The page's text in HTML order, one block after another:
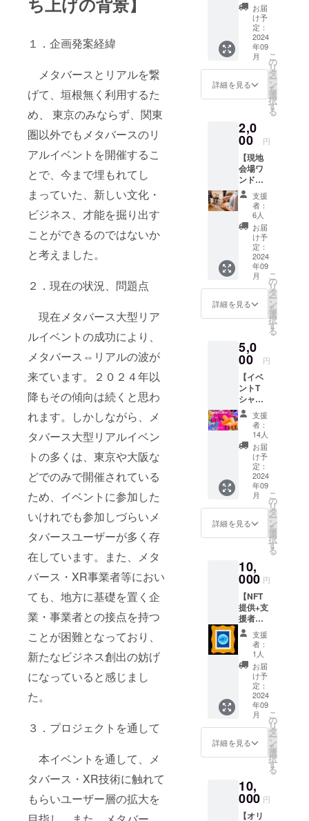
１．企画発案経緯
メタバースとリアルを繋
げて、垣根無く利用するた
め、 東京のみならず、関東
圏以外でもメタバースのリ
アルイベントを開催するこ
とで、今まで埋もれてし
まっていた、新しい文化・
ビジネス、才能を掘り出す
ことができるのではないか
と考えました。
２．現在の状況、問題点
現在メタバース大型リア
ルイベントの成功により、
メタバース⇔リアルの波が
来ています。２０２４年以
降もその傾向は続くと思わ
れます。しかしながら、メ
タバース大型リアルイベン
トの多くは、東京や大阪な
どでのみで開催されている
ため、イベントに参加した
いけれでも参加しづらいメ
タバースユーザーが多く存
在しています。また、メタ
バース・XR事業者等におい
ても、地方に基礎を置く企
業・事業者との接点を持つ
ことが困難となっており、
新たなビジネス創出の妨げ
になっていると感じまし
た。
３．プロジェクトを通して
本イベントを通して、メ
タバース・XR技術に触れて
もらいユーザー層の拡大を
法律分野な
どを中心に
全力でサ
ポートして
参ります。
サイト
の本イ
ベント
ページ
内に支
援者様
のお名
前(ニッ
クネー
ム)を掲
載方
法：文
字の
み、ロ
ゴ／バ
ナーの
掲載は
不可 ・
ご指定
が無い
場合は
アカウ
ント名
のまま
掲載致
しま
す。 ・
る名前
で掲載
ご希望
の場合
は必ず
備考欄
に希望
される
お名前
をご記
入くだ
さい。
・掲載
期間：
2024年
9月初旬
～イベ
お届
け予
定：
2024
年09
月
詳細を見る
こ
の
リ
タ
ー
ン
を
選
択
す
る
2,0
00 円
【現地
会場ワ
ンドリ
ンク+支
援者様
お名前
Web掲
載】 ●
イベン
ト当日
現地会
(FabCaf
e
Nagoya
)にて、
リンク
提供 ・
ご注文
は
FabCaf
eのレジ
にてお
願い致
します
・ワン
ドリン
ク提供
対象に
は、ア
ルコー
ル類・
飲み物
ません
・有効
期間：
2024年
9月28日
(土)イベ
ント当
日に限
ります
●弊社
Webサ
イトの
本イベ
ント
ページ
内に支
援者様
ム)を掲
載 ・掲
載方
支援
者：
6人
お届
け予
定：
2024
年09
月
詳細を見る
こ
の
リ
タ
ー
ン
を
選
択
す
る
5,0
00 円
【イベ
ントT
シャツ1
枚＋支
援者様
お名前
Web掲
載】 ●
本イベ
ント用
のTシャ
ツ(1枚)
提供 ・
本イベ
ントメ
インビ
ルが印
刷され
たTシャ
ツ(1枚)
を提供
します
・サイ
ズ展
開：Lサ
イズの
み ・カ
ラー展
開：白
・発送
予定：
2024年
9月中旬
イトの
本イベ
ント
ページ
支援
者：
14人
お届
け予
定：
2024
年09
月
詳細を見る
こ
の
リ
タ
ー
ン
を
選
択
す
る
10,
000 円
【NFT
提供+支
援者様
お名前
Web掲
載】 ●
当イベ
ント用
オリジ
ナル
NFTの
提供 ・
当イベ
ント用
のオリ
ジナル
提供し
ます ・
使用す
る
支援
者：
1人
お届
け予
定：
2024
年09
月
詳細を見る
こ
の
リ
タ
ー
ン
を
選
択
す
る
10,
000 円
【オリ